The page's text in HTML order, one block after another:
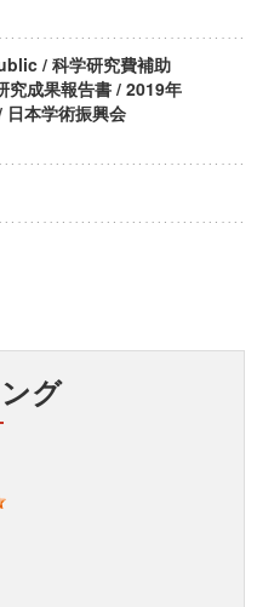
/ 科学研究費補助
究成果報告書 / 2019年
日本学術振興会
グ